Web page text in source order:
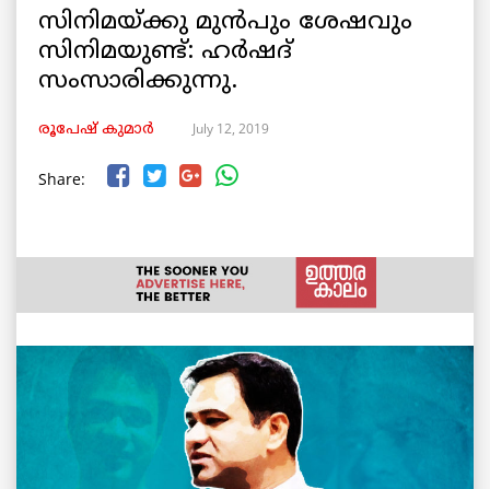
സിനിമയ്ക്കു മുൻപും ശേഷവും
സിനിമയുണ്ട്: ഹർഷദ്
സംസാരിക്കുന്നു.
രൂപേഷ്‌ കുമാര്‍ July 12, 2019
Share: